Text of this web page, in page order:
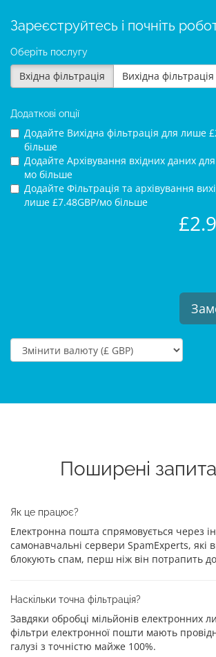
Зареєструйтесь і почніть
Оберіть послугу
Вхідна фільтрація Вихідна фільтрація
Додаткові опції
Додайте Вихідна фільтрація для лише
більше
Додайте Архівування вхідних даних для
мо більше
Додайте Фільтрація та архівування
лише £7.48GBP/мо більше
Поширені
Як це працює?
Електронна пошта спрямовується через
самонавчальні сервери SpamExperts, які
блокують спам, перш ніж він потрапить
Наскільки точна фільтрація?
Завдяки обробці мільйонів електронних
фільтри електронної пошти мають
галузі з точністю майже 100%.